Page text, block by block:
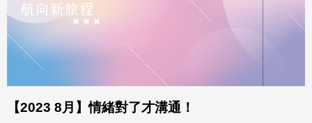
【2023 8月】情緒對了才溝通！